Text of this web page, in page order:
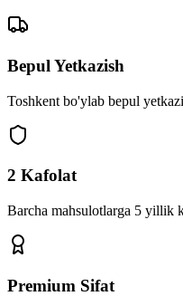
Bepul Yetkazish
Toshkent bo'ylab bepul
2 Kafolat
Barcha mahsulotlarga 5 yillik
Premium Sifat